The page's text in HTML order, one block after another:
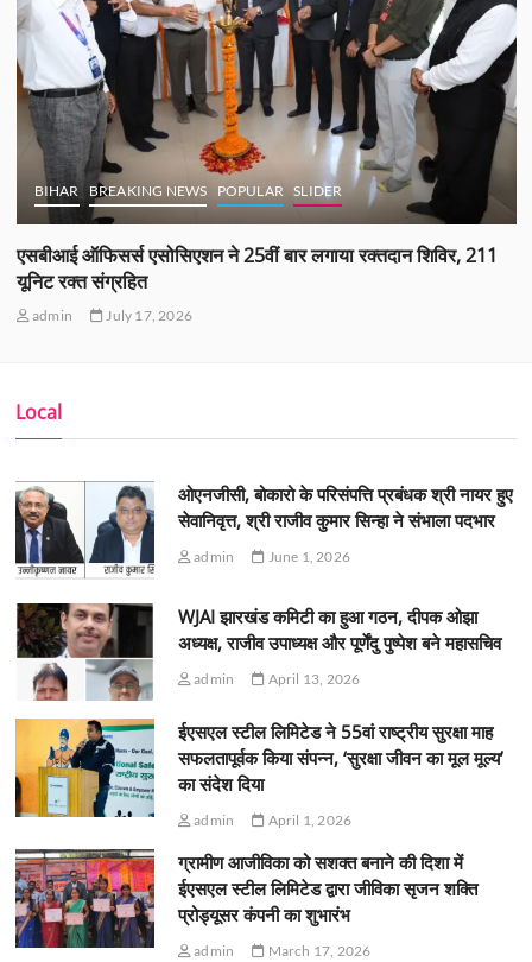
BIHAR BREAKING NEWS POPULAR SLIDER
एसबीआई ऑफिसर्स एसोसिएशन ने 25वीं बार लगाया रक्तदान शिविर, 211
यूनिट रक्त संग्रहित
admin July 17, 2026
Local
ओएनजीसी, बोकारो के परिसंपत्ति प्रबंधक श्री नायर हुए
सेवानिवृत्त, श्री राजीव कुमार सिन्हा ने संभाला पदभार
admin June 1, 2026
WJAI झारखंड कमिटी का हुआ गठन, दीपक ओझा
अध्यक्ष, राजीव उपाध्यक्ष और पूर्णेंदु पुष्पेश बने महासचिव
admin April 13, 2026
ईएसएल स्टील लिमिटेड ने 55वां राष्ट्रीय सुरक्षा माह
सफलतापूर्वक किया संपन्न, ‘सुरक्षा जीवन का मूल मूल्य’
का संदेश दिया
admin April 1, 2026
ग्रामीण आजीविका को सशक्त बनाने की दिशा में
ईएसएल स्टील लिमिटेड द्वारा जीविका सृजन शक्ति
प्रोड्यूसर कंपनी का शुभारंभ
admin March 17, 2026